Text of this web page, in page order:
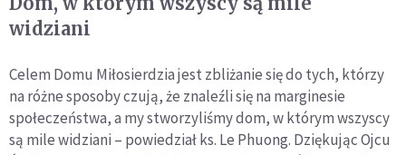
widziani
Celem Domu Miłosierdzia jest zbliżanie się do tych, którzy
na różne sposoby czują, że znaleźli się na marginesie
społeczeństwa, a my stworzyliśmy dom, w którym wszyscy
są mile widziani – powiedział ks. Le Phuong. Dziękując Ojcu